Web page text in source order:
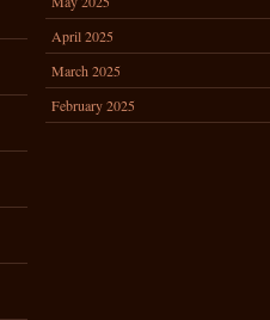
April 2025
March 2025
February 2025